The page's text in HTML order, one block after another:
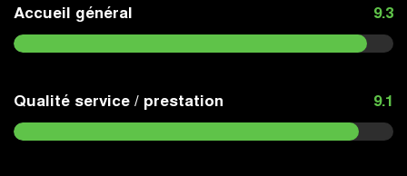
Accueil général 9.3
Qualité service / prestation 9.1